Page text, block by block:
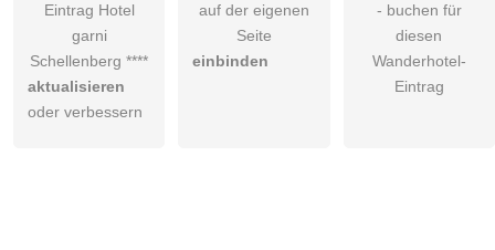
Eintrag Hotel
garni
Schellenberg ****
aktualisieren
oder verbessern
auf der eigenen
Seite
einbinden
- buchen für
diesen
Wanderhotel-
Eintrag